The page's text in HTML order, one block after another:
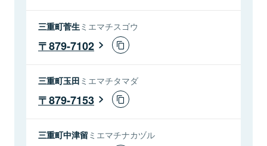
三重町菅生 ミエマチスゴウ
879-7102
三重町玉田 ミエマチタマダ
879-7153
三重町中津留 ミエマチナカヅル